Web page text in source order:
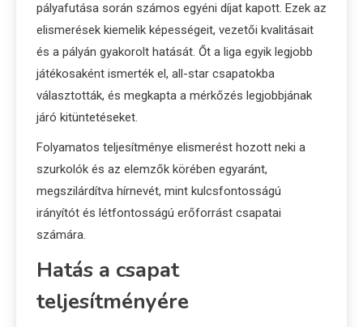
pályafutása során számos egyéni díjat kapott. Ezek az
elismerések kiemelik képességeit, vezetői kvalitásait
és a pályán gyakorolt hatását. Őt a liga egyik legjobb
játékosaként ismerték el, all-star csapatokba
választották, és megkapta a mérkőzés legjobbjának
járó kitüntetéseket.
Folyamatos teljesítménye elismerést hozott neki a
szurkolók és az elemzők körében egyaránt,
megszilárdítva hírnevét, mint kulcsfontosságú
irányítót és létfontosságú erőforrást csapatai
számára.
Hatás a csapat
teljesítményére